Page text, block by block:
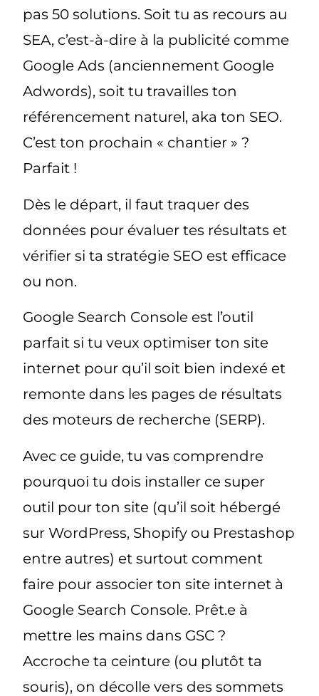
pas 50 solutions. Soit tu as recours au
SEA, c’est-à-dire à la publicité comme
Google Ads (anciennement Google
Adwords), soit tu travailles ton
référencement naturel, aka ton SEO.
C’est ton prochain « chantier » ?
Parfait !
Dès le départ, il faut traquer des
données pour évaluer tes résultats et
vérifier si ta stratégie SEO est efficace
ou non.
Google Search Console est l’outil
parfait si tu veux optimiser ton site
internet pour qu’il soit bien indexé et
remonte dans les pages de résultats
des moteurs de recherche (SERP).
Avec ce guide, tu vas comprendre
pourquoi tu dois installer ce super
outil pour ton site (qu’il soit hébergé
sur WordPress, Shopify ou Prestashop
entre autres) et surtout comment
faire pour associer ton site internet à
Google Search Console. Prêt.e à
mettre les mains dans GSC ?
Accroche ta ceinture (ou plutôt ta
souris), on décolle vers des sommets